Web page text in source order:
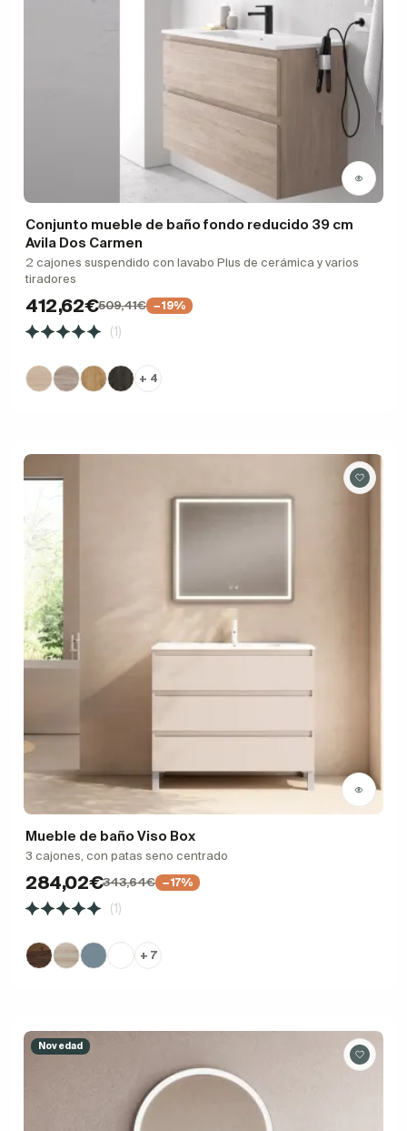
Conjunto mueble de baño fondo reducido 39 cm
Avila Dos Carmen
2 cajones suspendido con lavabo Plus de cerámica y varios
tiradores
412,62€509,41€ −19%
(1)
+ 4
Mueble de baño Viso Box
3 cajones, con patas seno centrado
284,02€343,64€ −17%
(1)
+ 7
Novedad